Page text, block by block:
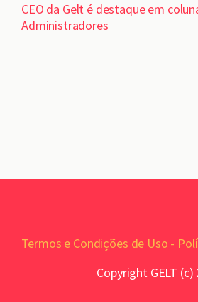
CEO da Gelt é destaque em
Administradores
Termos e Condições de Uso -
Copyright GELT (c)